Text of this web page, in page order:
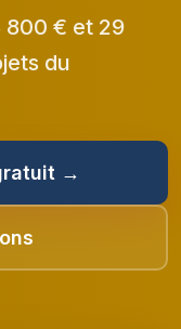
800 € et 29
du
→